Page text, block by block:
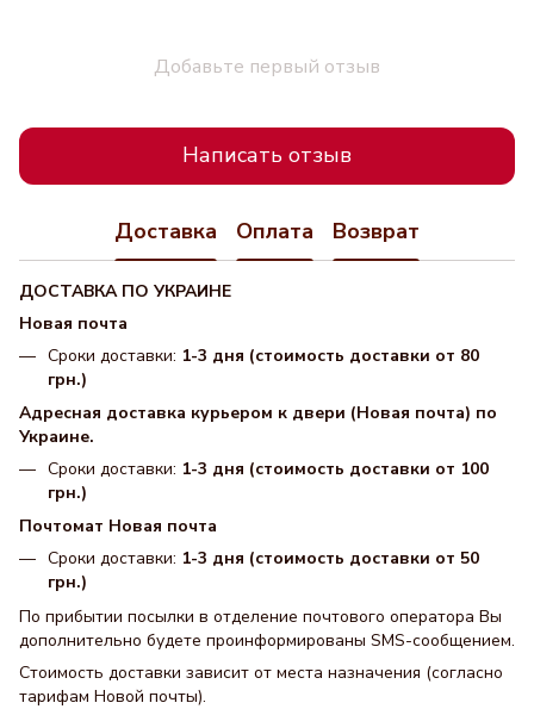
Добавьте первый отзыв
Написать отзыв
Доставка Оплата Возврат
ДОСТАВКА ПО УКРАИНЕ
Новая почта
Сроки доставки: 1-3 дня (стоимость доставки от 80
грн.)
Адресная доставка курьером к двери (Новая почта) по
Украине.
Сроки доставки: 1-3 дня (стоимость доставки от 100
грн.)
Почтомат Новая почта
Сроки доставки: 1-3 дня (стоимость доставки от 50
грн.)
По прибытии посылки в отделение почтового оператора Вы
дополнительно будете проинформированы SMS-сообщением.
Стоимость доставки зависит от места назначения (согласно
тарифам Новой почты).